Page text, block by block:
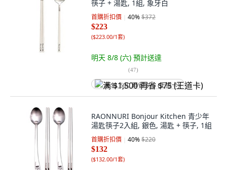
筷子 + 湯匙, 1組, 象牙白
首購折扣價 40%$372
$223
($223.00/1套)
明天 8/8 (六) 預計送達
(47)
满 $1,500 再省 $75 (王道卡)
RAONNURI Bonjour Kitchen 青少年
湯匙筷子2入組, 銀色, 湯匙 + 筷子, 1組
首購折扣價 40%$220
$132
($132.00/1套)